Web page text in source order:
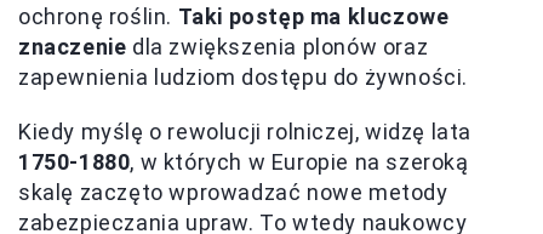
ochronę roślin. Taki postęp ma kluczowe
znaczenie dla zwiększenia plonów oraz
zapewnienia ludziom dostępu do żywności.
Kiedy myślę o rewolucji rolniczej, widzę lata
1750-1880, w których w Europie na szeroką
skalę zaczęto wprowadzać nowe metody
zabezpieczania upraw. To wtedy naukowcy